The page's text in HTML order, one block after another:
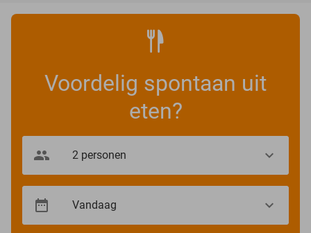
Voordelig spontaan uit
eten?